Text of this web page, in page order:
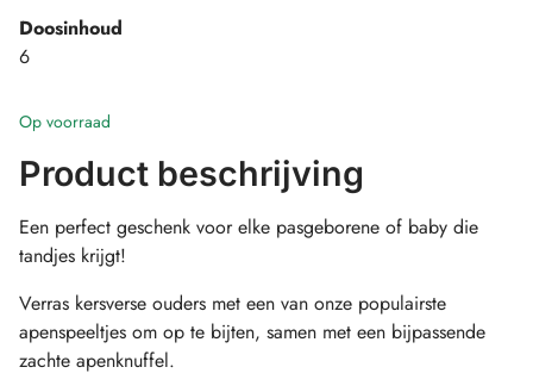
Doosinhoud
6
Op voorraad
Product beschrijving
Een perfect geschenk voor elke pasgeborene of baby die
tandjes krijgt!
Verras kersverse ouders met een van onze populairste
apenspeeltjes om op te bijten, samen met een bijpassende
zachte apenknuffel.